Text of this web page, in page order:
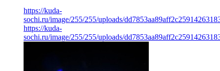
https://kuda-
sochi.ru/image/255/255/uploads/
https://kuda-
sochi.ru/image/255/255/uploads/